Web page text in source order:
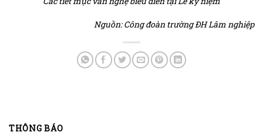
Nguồn: Công đoàn trường ĐH Lâm nghiệp
THÔNG BÁO